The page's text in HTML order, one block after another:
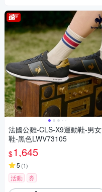
法國公雞-CLS-X9運動鞋-男女
鞋-黑色LWV73105
$1,645
5 (1)
活動 券